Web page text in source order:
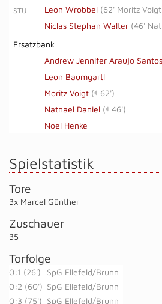
STU Leon Wrobbel (62' Moritz Voigt
Niclas Stephan Walter (46'
Ersatzbank
Andrew Jennifer Araujo Santos
Leon Baumgartl
Moritz Voigt (
62')
Natnael Daniel (
46')
Noel Henke
Spielstatistik
Tore
3x Marcel Günther
Zuschauer
35
Torfolge
0:1 (26')
SpG Ellefeld/​Brunn
0:2 (60') SpG Ellefeld/​Brunn
0:3 (75') SpG Ellefeld/​Brunn